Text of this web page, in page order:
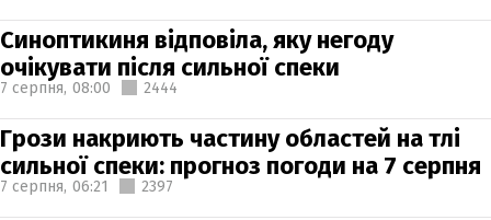
Синоптикиня відповіла, яку негоду
очікувати після сильної спеки
7 серпня, 08:00 2444
Грози накриють частину областей на тлі
сильної спеки: прогноз погоди на 7 серпня
7 серпня, 06:21 2397